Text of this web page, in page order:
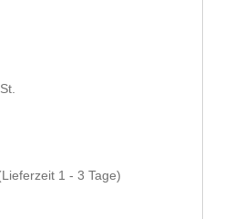
1 - 3 Tage)